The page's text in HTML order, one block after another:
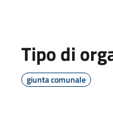
Tipo di
giunta comunale